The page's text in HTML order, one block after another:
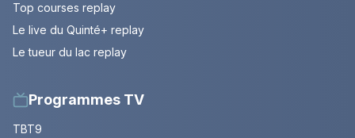
Top courses replay
Le live du Quinté+ replay
Le tueur du lac replay
Programmes TV
TBT9